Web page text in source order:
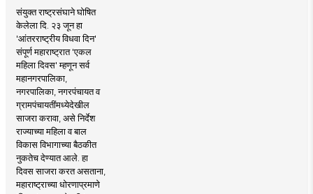
संयुक्त राष्ट्रसंघाने घोषित
केलेला दि. २३ जून हा
'आंतरराष्ट्रीय विधवा दिन'
संपूर्ण महाराष्ट्रात 'एकल
महिला दिवस' म्हणून सर्व
महानगरपालिका,
नगरपालिका, नगरपंचायत व
ग्रामपंचायतींमध्येदेखील
साजरा करावा, असे निर्देश
राज्याच्या महिला व बाल
विकास विभागाच्या बैठकीत
नुकतेच देण्यात आले. हा
दिवस साजरा करत असताना,
महाराष्ट्राच्या धोरणाप्रमाणे